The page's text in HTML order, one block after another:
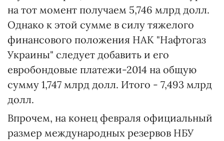
на тот момент получаем 5,746 млрд долл.
Однако к этой сумме в силу тяжелого
финансового положения НАК "Нафтогаз
Украины" следует добавить и его
евробондовые платежи-2014 на общую
сумму 1,747 млрд долл. Итого - 7,493 млрд
долл.
Впрочем, на конец февраля официальный
размер международных резервов НБУ